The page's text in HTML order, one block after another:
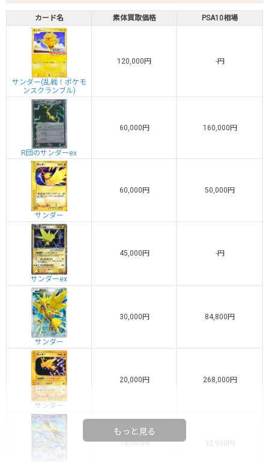
カード名 素体買取価格 PSA10相場
サンダー(乱戦！ポケモ
ンスクランブル)
120,000円 -円
R団のサンダーex
60,000円 160,000円
サンダー
60,000円 50,000円
サンダーex
45,000円 -円
サンダー
30,000円 84,800円
サンダー
20,000円 268,000円
14,000円 32,900円
もっと見る